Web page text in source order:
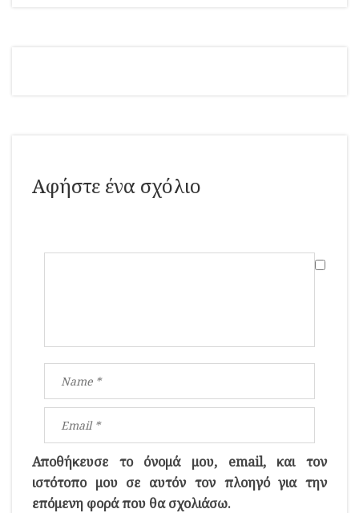
Αφήστε ένα σχόλιο
Αποθήκευσε το όνομά μου, email, και τον
ιστότοπο μου σε αυτόν τον πλοηγό για την
επόμενη φορά που θα σχολιάσω.